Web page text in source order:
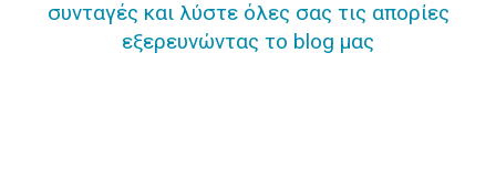
συνταγές και λύστε όλες σας τις απορίες
εξερευνώντας το blog μας